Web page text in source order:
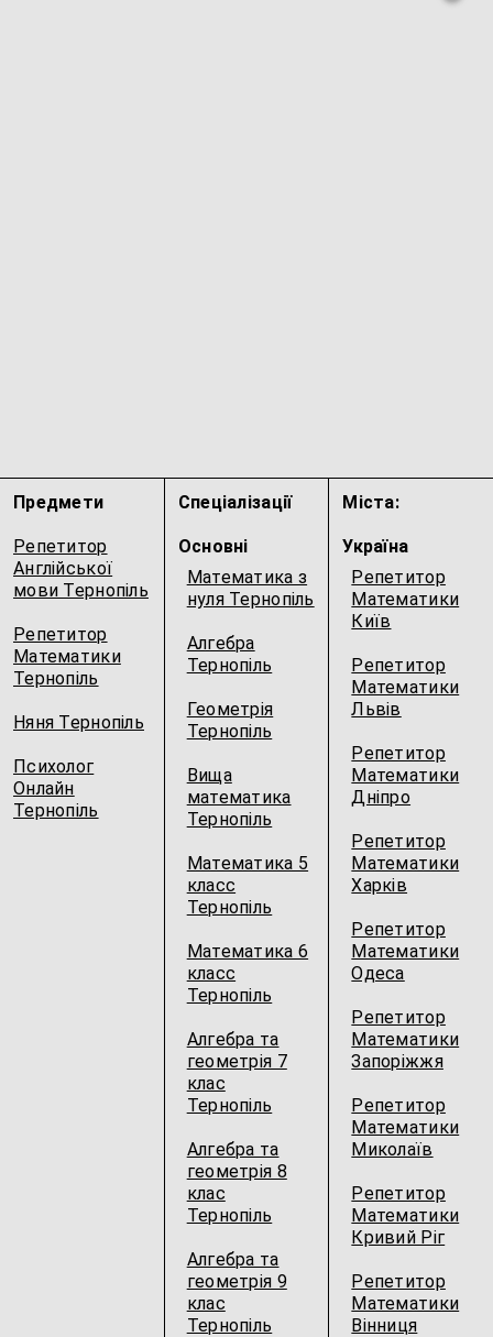
Предмети
Репетитор
Англійської
мови Тернопіль
Репетитор
Математики
Тернопіль
Няня Тернопіль
Психолог
Онлайн
Тернопіль
Спеціалізації
Основні
Математика з
нуля Тернопіль
Алгебра
Тернопіль
Геометрія
Тернопіль
Вища
математика
Тернопіль
Математика 5
класс
Тернопіль
Математика 6
класс
Тернопіль
Алгебра та
геометрія 7
клас
Тернопіль
Алгебра та
геометрія 8
клас
Тернопіль
Алгебра та
геометрія 9
клас
Тернопіль
Міста:
Україна
Репетитор
Математики
Київ
Репетитор
Математики
Львів
Репетитор
Математики
Дніпро
Репетитор
Математики
Харків
Репетитор
Математики
Одеса
Репетитор
Математики
Запоріжжя
Репетитор
Математики
Миколаїв
Репетитор
Математики
Кривий Ріг
Репетитор
Математики
Вінниця